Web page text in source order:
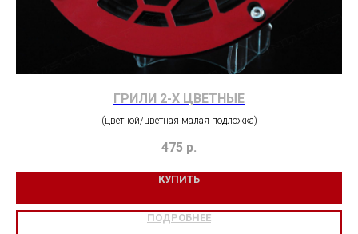
ГРИЛИ 2-Х ЦВЕТНЫЕ
(цветной/цветная малая подложка)
475 р.
КУПИТЬ
ПОДРОБНЕЕ